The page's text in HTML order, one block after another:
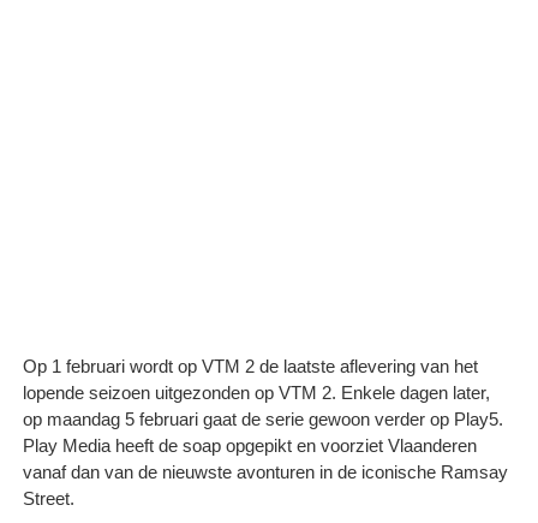
Op 1 februari wordt op VTM 2 de laatste aflevering van het
lopende seizoen uitgezonden op VTM 2. Enkele dagen later,
op maandag 5 februari gaat de serie gewoon verder op Play5.
Play Media heeft de soap opgepikt en voorziet Vlaanderen
vanaf dan van de nieuwste avonturen in de iconische Ramsay
Street.